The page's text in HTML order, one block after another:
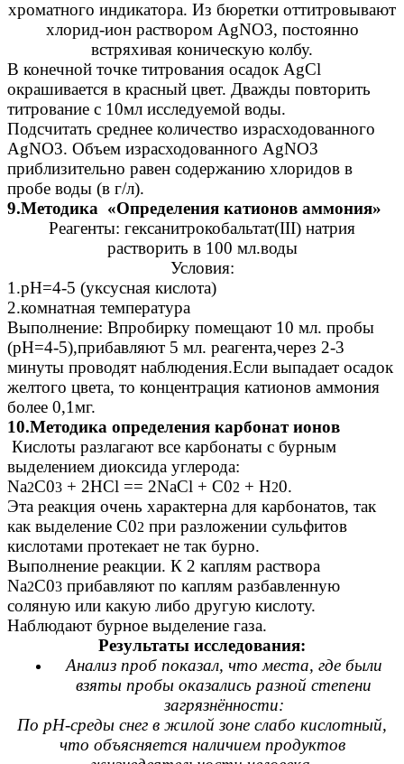
хроматного индикатора. Из бюретки оттитровывают
хлорид-ион раствором AgNO3, постоянно
встряхивая коническую колбу.
В конечной точке титрования осадок AgCl
окрашивается в красный цвет. Дважды повторить
титрование с 10мл исследуемой воды.
Подсчитать среднее количество израсходованного
AgNO3. Объем израсходованного AgNO3
приблизительно равен содержанию хлоридов в
пробе воды (в г/л).
9.Методика «Определения катионов аммония»
Реагенты: гексанитрокобальтат(III) натрия
растворить в 100 мл.воды
Условия:
1.рН=4-5 (уксусная кислота)
2.комнатная температура
Выполнение: Впробирку помещают 10 мл. пробы
(рН=4-5),прибавляют 5 мл. реагента,через 2-3
минуты проводят наблюдения.Если выпадает осадок
желтого цвета, то концентрация катионов аммония
более 0,1мг.
10.Методика определения карбонат ионов
Кислоты разлагают все карбонаты с бурным
выделением диоксида углерода:
Na2C03 + 2НСl == 2NaCl + C02 + Н20.
Эта реакция очень характерна для карбонатов, так
как выделение C02 при разложении сульфитов
кислотами протекает не так бурно.
Выполнение реакции. К 2 каплям раствора
Na2C03 прибавляют по каплям разбавленную
соляную или какую либо другую кислоту.
Наблюдают бурное выделение газа.
Результаты исследования:
Анализ проб показал, что места, где были
взяты пробы оказались разной степени
загрязнённости:
По рН-среды снег в жилой зоне слабо кислотный,
что объясняется наличием продуктов